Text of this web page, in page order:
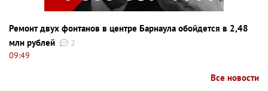
Ремонт двух фонтанов в центре Барнаула обойдется в 2,48
млн рублей
2
09:49
Все новости